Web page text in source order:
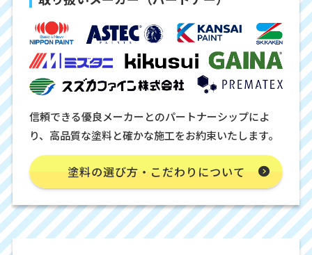
信頼できる優良メーカーとのパートナーシップによ
り、高品質な塗料と確かな施工をお約束いたします。
塗料の選び方・こだわりについて